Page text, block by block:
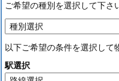
ご希望の種別を選択して下さ
以下ご希望の条件を選択して
駅選択